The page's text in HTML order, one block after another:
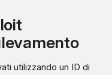
utilizzando un ID di